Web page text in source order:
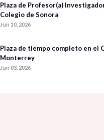
Plaza de Profesor(a)
Colegio de Sonora
Jun 10, 2026
Plaza de tiempo completo en el
Monterrey
Jun 03, 2026